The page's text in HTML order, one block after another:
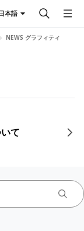
本語
NEWS グラフィティ
て